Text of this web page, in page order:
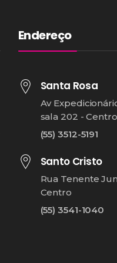
Endereço
Santa Rosa
Av
sala 202 - Centro
(55) 3512-5191
Santo Cristo
Rua Tenente
Centro
(55) 3541-1040